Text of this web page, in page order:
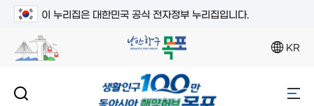
이 누리집은 대한민국 공식 전자정부 누리집입니다.
KR